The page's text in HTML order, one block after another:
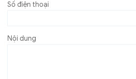
Số điện thoại
Nội dung